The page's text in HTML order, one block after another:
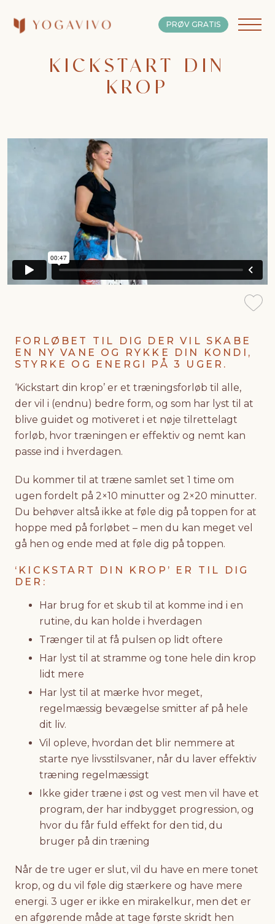
PRØV GRATIS
KICKSTART DIN
KROP
FORLØBET TIL DIG DER VIL SKABE
EN NY VANE OG RYKKE DIN KONDI,
STYRKE OG ENERGI PÅ 3 UGER.
‘Kickstart din krop’ er et træningsforløb til alle,
der vil i (endnu) bedre form, og som har lyst til at
blive guidet og motiveret i et nøje tilrettelagt
forløb, hvor træningen er effektiv og nemt kan
passe ind i hverdagen.
Du kommer til at træne samlet set 1 time om
ugen fordelt på 2×10 minutter og 2×20 minutter.
Du behøver altså ikke at føle dig på toppen for at
hoppe med på forløbet – men du kan meget vel
gå hen og ende med at føle dig på toppen.
‘KICKSTART DIN KROP’ ER TIL DIG
DER:
Har brug for et skub til at komme ind i en
rutine, du kan holde i hverdagen
Trænger til at få pulsen op lidt oftere
Har lyst til at stramme og tone hele din krop
lidt mere
Har lyst til at mærke hvor meget,
regelmæssig bevægelse smitter af på hele
dit liv.
Vil opleve, hvordan det blir nemmere at
starte nye livsstilsvaner, når du laver effektiv
træning regelmæssigt
Ikke gider træne i øst og vest men vil have et
program, der har indbygget progression, og
hvor du får fuld effekt for den tid, du
bruger på din træning
Når de tre uger er slut, vil du have en mere tonet
krop, og du vil føle dig stærkere og have mere
energi. 3 uger er ikke en mirakelkur, men det er
en afgørende måde at tage første skridt hen